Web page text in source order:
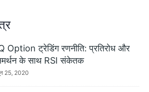
Option ट्रेडिंग रणनीति: प्रतिरोध और
के साथ RSI संकेतक
25, 2020